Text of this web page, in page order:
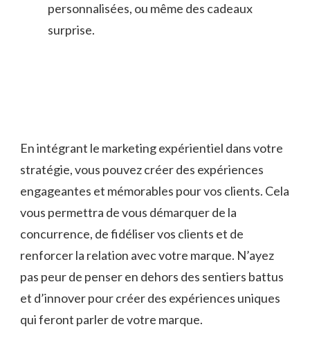
personnalisées, ou ‌même des cadeaux‍
surprise.
En​ intégrant le ⁣marketing‍ expérientiel dans votre
stratégie, vous pouvez créer des⁤ expériences
engageantes et mémorables pour vos clients. Cela⁤
vous ⁣permettra de vous démarquer de la
concurrence, de fidéliser vos clients et de
renforcer⁢ la⁤ relation ⁢avec votre marque. N’ayez
pas peur de ⁢penser en ​dehors ⁣des sentiers battus‌
et d’innover pour créer des expériences uniques
‍qui feront‌ parler de votre marque.